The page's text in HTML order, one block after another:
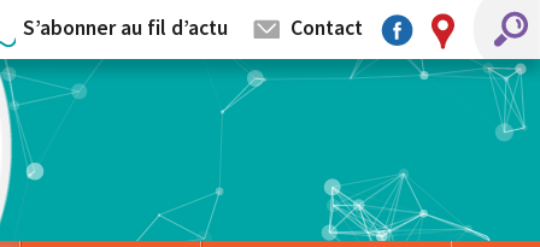
S’abonner au fil d’actu Contact